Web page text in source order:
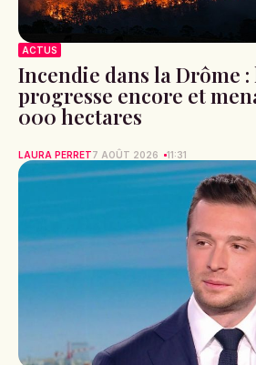
ACTUS
Incendie dans la Drôme :
progresse encore et
000 hectares
LAURA PERRET7 AOÛT 2026 11:31